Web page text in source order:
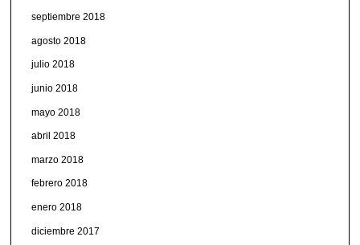
septiembre 2018
agosto 2018
julio 2018
junio 2018
mayo 2018
abril 2018
marzo 2018
febrero 2018
enero 2018
diciembre 2017